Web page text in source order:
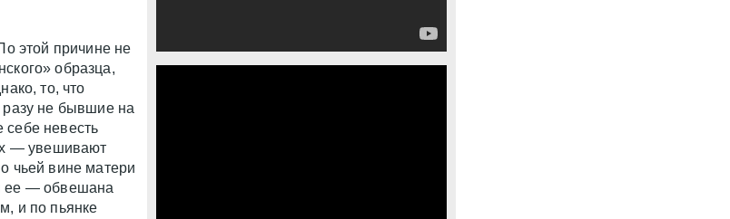
этой причине не
образца,
то, что
разу не бывшие на
невесть
— увешивают
чьей вине матери
ее — обвешана
и по пьянке